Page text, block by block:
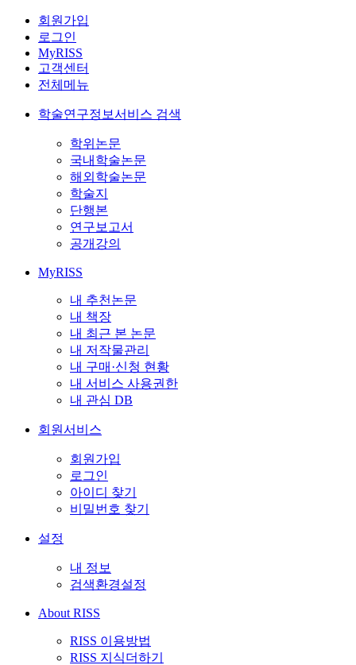
회원가입
로그인
MyRISS
고객센터
전체메뉴
학술연구정보서비스 검색
학위논문
국내학술논문
해외학술논문
학술지
단행본
연구보고서
공개강의
MyRISS
내 추천논문
내 책장
내 최근 본 논문
내 저작물관리
내 구매·신청 현황
내 서비스 사용권한
내 관심 DB
회원서비스
회원가입
로그인
아이디 찾기
비밀번호 찾기
설정
내 정보
검색환경설정
About RISS
RISS 이용방법
RISS 지식더하기